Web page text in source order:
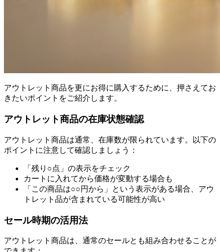
アウトレット商品を更にお得に購入するために、押さえてお
きたいポイントをご紹介します。
アウトレット商品の在庫状態確認
アウトレット商品は通常、在庫数が限られています。以下の
ポイントに注意して確認しましょう：
「残り○点」の表示をチェック
カートに入れてから価格が変動する場合も
「この商品は○○円から」という表示がある場合、アウ
トレット品が含まれている可能性が高い
セール時期の活用法
アウトレット商品は、通常のセールとも組み合わせることが